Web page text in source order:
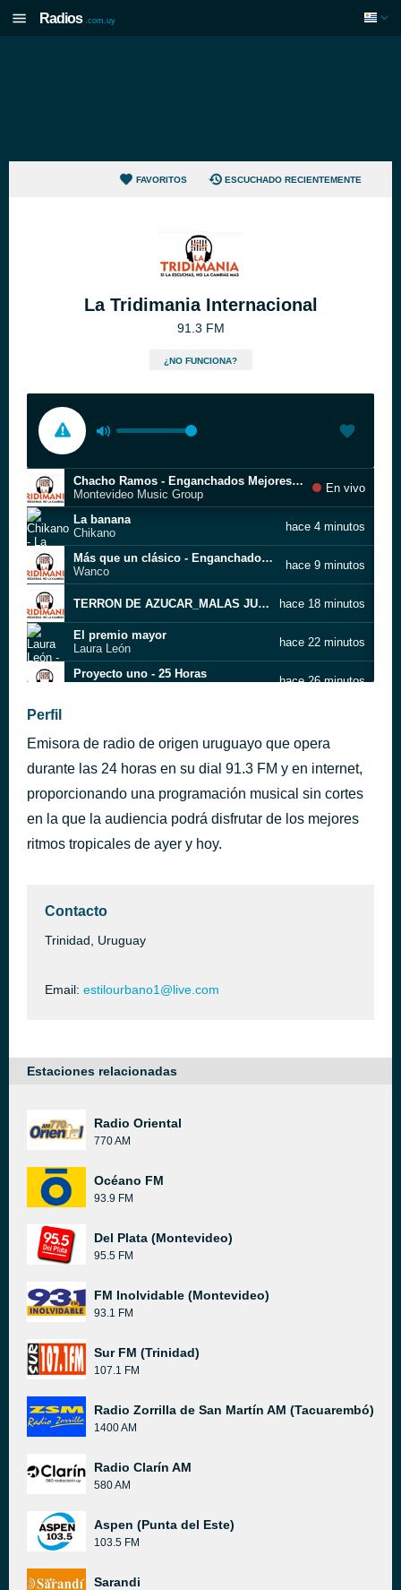
Radios .com.uy
FAVORITOS ESCUCHADO RECIENTEMENTE
La Tridimania Internacional
91.3 FM
¿NO FUNCIONA?
Chacho Ramos - Enganchados Mejores Temas
Montevideo Music Group
En vivo
La banana
Chikano
hace 4 minutos
Más que un clásico - Enganchados 2017
Wanco
hace 9 minutos
TERRON DE AZUCAR_MALAS JUNTAS hace 18 minutos
El premio mayor
Laura León
hace 22 minutos
Proyecto uno - 25 Horas
hace 26 minutos
Te has quedado sola
Sol Guajiro
SINVERGÜENZA. Anabela y Banda Libre FT Diamante II. #lonuevo #cumbia #sinverguenza #2024
Anabela y Banda Libre ⚘
hace 40 minutos
Perfil
Emisora de radio de origen uruguayo que opera
durante las 24 horas en su dial 91.3 FM y en internet,
proporcionando una programación musical sin cortes
en la que la audiencia podrá disfrutar de los mejores
ritmos tropicales de ayer y hoy.
Contacto
Trinidad, Uruguay
Email: estilourbano1@live.com
Estaciones relacionadas
Radio Oriental
770 AM
Océano FM
93.9 FM
Del Plata (Montevideo)
95.5 FM
FM Inolvidable (Montevideo)
93.1 FM
Sur FM (Trinidad)
107.1 FM
Radio Zorrilla de San Martín AM (Tacuarembó)
1400 AM
Radio Clarín AM
580 AM
Aspen (Punta del Este)
103.5 FM
Sarandi